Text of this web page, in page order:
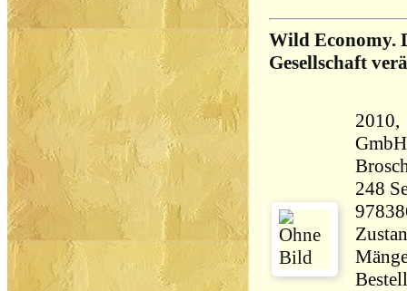
Wild Economy.
Gesellschaft
2010,
248 Seiten